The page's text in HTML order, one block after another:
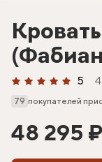
5
79 покупателей
48 295 ₽